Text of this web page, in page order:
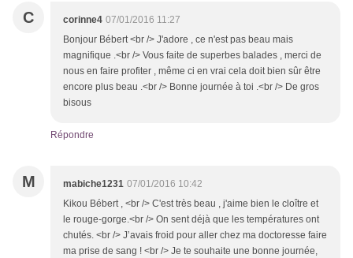
C corinne4 07/01/2016 11:27
Bonjour Bébert <br /> J'adore , ce n'est pas beau mais
magnifique .<br /> Vous faite de superbes balades , merci de
nous en faire profiter , même ci en vrai cela doit bien sûr être
encore plus beau .<br /> Bonne journée à toi .<br /> De gros
bisous
Répondre
M mabiche1231 07/01/2016 10:42
Kikou Bébert , <br /> C'est très beau , j'aime bien le cloître et
le rouge-gorge.<br /> On sent déjà que les températures ont
chutés. <br /> J’avais froid pour aller chez ma doctoresse faire
ma prise de sang ! <br /> Je te souhaite une bonne journée,